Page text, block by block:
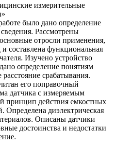
измерительные
было дано определение
Рассмотрены
отросли применения,
составлена функциональная
Изучено устройство
определение понятиям
срабатывания.
его поправочный
датчика с измеряемым
принцип действия емкостных
Определена диэлектрическая
Описаны датчики
достоинства и недостатки